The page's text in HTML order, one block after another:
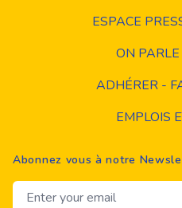
ESPACE
ON
ADHÉRER -
EMPLOIS
Abonnez vous à notre
Email address